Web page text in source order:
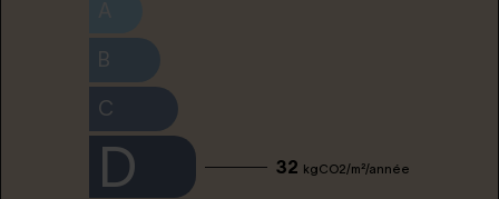
B
C
D 32 kgCO2/m²/année